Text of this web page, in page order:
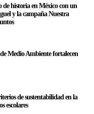
de historia en México con un
y la campaña Nuestra
Medio Ambiente fortalecen
de sustentabilidad en la
escolares